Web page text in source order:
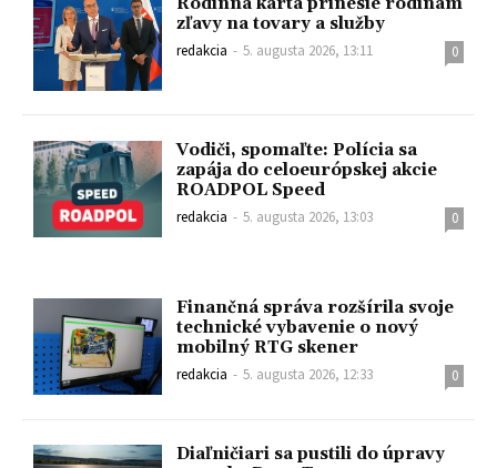
zľavy na tovary a služby
redakcia - 5. augusta 2026, 13:11 0
Vodiči, spomaľte: Polícia sa
zapája do celoeurópskej akcie
ROADPOL Speed
redakcia - 5. augusta 2026, 13:03 0
Finančná správa rozšírila svoje
technické vybavenie o nový
mobilný RTG skener
redakcia - 5. augusta 2026, 12:33 0
Diaľničiari sa pustili do úpravy